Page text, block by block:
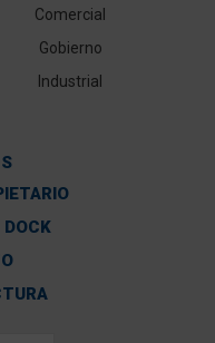
Comercial
Gobierno
Industrial
DOCK